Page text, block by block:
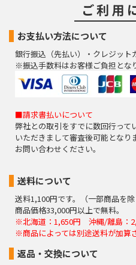
ご利用
お支払い方法について
銀行振込（先払い）・クレジット
※振込手数料はお客様ご負担とな
■請求書払いについて
弊社との取引をすでに数回行って
いただきまして審査後可能となり
お問い合わせください。
送料について
送料1,100円です。（一部商品を除
商品価格33,000円以上で無料。
※北海道：1,650円 沖縄/離島：
※商品によっては別途送料が加算
返品・交換について